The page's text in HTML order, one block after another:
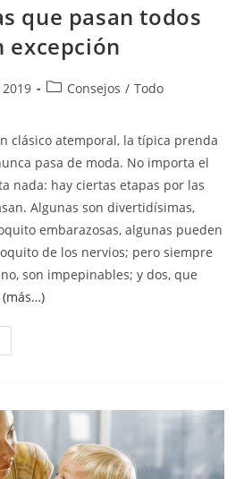
que pasan todos
excepción
Consejos / Todo
clásico atemporal, la típica prenda
pasa de moda. No importa el
nada: hay ciertas etapas por las
Algunas son divertidísimas,
embarazosas, algunas pueden
de los nervios; pero siempre
son impepinables; y dos, que
(más…)